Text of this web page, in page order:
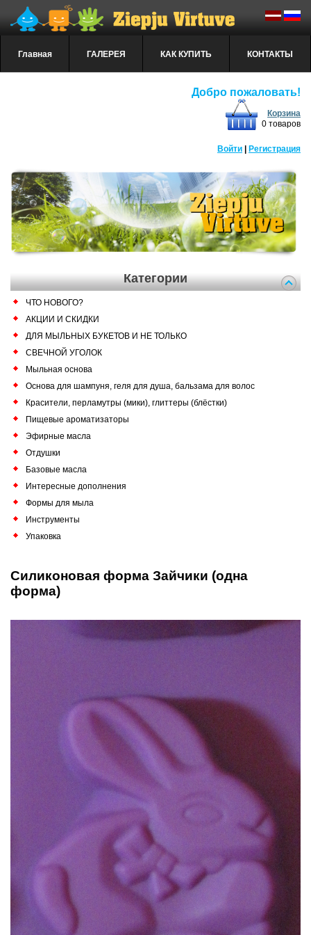
Главная ГАЛЕРЕЯ КАК КУПИТЬ КОНТАКТЫ
Добро пожаловать!
Корзина
0 товаров
Войти Регистрация
Категории
ЧТО НОВОГО?
АКЦИИ И СКИДКИ
ДЛЯ МЫЛЬНЫХ БУКЕТОВ И НЕ ТОЛЬКО
СВЕЧНОЙ УГОЛОК
Мыльная основа
Основа для шампуня, геля для душа, бальзама для волос
Красители, перламутры (мики), глиттеры (блёстки)
Пищевые ароматизаторы
Эфирные масла
Отдушки
Базовые масла
Интересные дополнения
Формы для мыла
Инструменты
Упаковка
Силиконовая форма Зайчики (одна
форма)